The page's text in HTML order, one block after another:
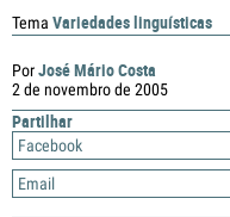
PorJosé Mário Costa
2 de novembro de 2005
Partilhar
Facebook
Email
Tema Variedades linguísticas